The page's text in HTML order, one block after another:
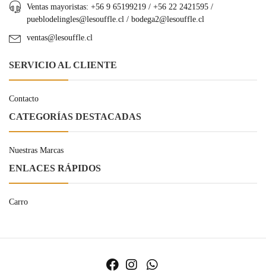
Ventas mayoristas: +56 9 65199219 / +56 22 2421595 /
pueblodelingles@lesouffle.cl / bodega2@lesouffle.cl
ventas@lesouffle.cl
SERVICIO AL CLIENTE
Contacto
CATEGORÍAS DESTACADAS
Nuestras Marcas
ENLACES RÁPIDOS
Carro